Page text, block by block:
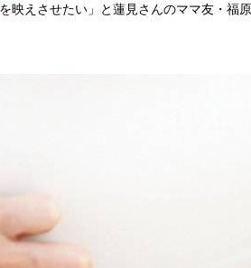
映えさせたい」と蓮見さんのママ友・福原